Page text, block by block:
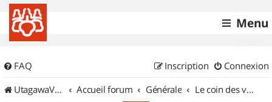
Menu
FAQ Connexion
Inscription
UtagawaVTT (Randos VTT et VTTAE avec traces GPS)
Accueil forum Générale Le coin des vidéastes